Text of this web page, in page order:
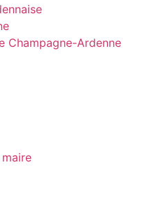
Champagne-Ardenne